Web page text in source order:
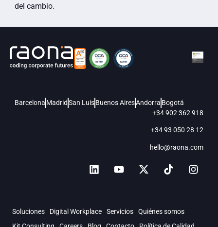
del cambio.
Barcelona MadridSan LuisBuenos AiresAndorra Bogotá
+34 902 362 918
+34 93 050 28 12
hello@raona.com
Soluciones Digital Workplace Servicios
Quiénes somos